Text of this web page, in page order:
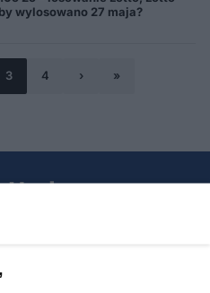
wylosowano 27 maja?
3 4 › »